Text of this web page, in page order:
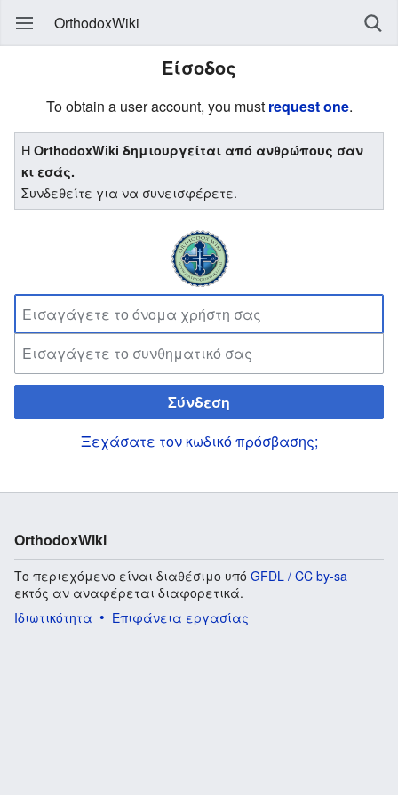
OrthodoxWiki
Είσοδος
To obtain a user account, you must request one.
ΗOrthodoxWiki δημιουργείται από ανθρώπους σαν
κι εσάς.
Συνδεθείτε για να συνεισφέρετε.
Σύνδεση
Ξεχάσατε τον κωδικό πρόσβασης;
OrthodoxWiki
Το περιεχόμενο είναι διαθέσιμο υπό GFDL / CC by-sa
εκτός αν αναφέρεται διαφορετικά.
Ιδιωτικότητα
Επιφάνεια εργασίας